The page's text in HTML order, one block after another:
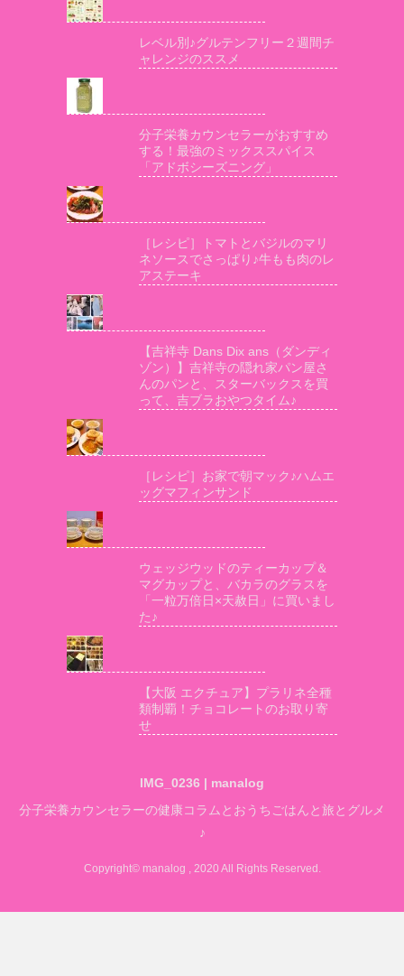
レベル別♪グルテンフリー２週間チ
ャレンジのススメ
分子栄養カウンセラーがおすすめ
する！最強のミックススパイス
「アドボシーズニング」
［レシピ］トマトとバジルのマリ
ネソースでさっぱり♪牛もも肉のレ
アステーキ
【吉祥寺 Dans Dix ans（ダンディ
ゾン）】吉祥寺の隠れ家パン屋さ
んのパンと、スターバックスを買
って、吉ブラおやつタイム♪
［レシピ］お家で朝マック♪ハムエ
ッグマフィンサンド
ウェッジウッドのティーカップ＆
マグカップと、バカラのグラスを
「一粒万倍日×天赦日」に買いまし
た♪
【大阪 エクチュア】プラリネ全種
類制覇！チョコレートのお取り寄
せ
IMG_0236 | manalog
分子栄養カウンセラーの健康コラムとおうちごはんと旅とグルメ
♪
Copyright© manalog , 2020 All Rights Reserved.